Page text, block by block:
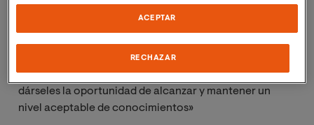
la consecución de unos objetivos loables, positivos y
sociedad mejor y, sobre todo, más justa. «Creemos y
proclamamos que todos los niños de ambos sexos
tienen un derecho fundamental a la educación y debe
dárseles la oportunidad de alcanzar y mantener un
nivel aceptable de conocimientos»
RECHAZAR
ACEPTAR